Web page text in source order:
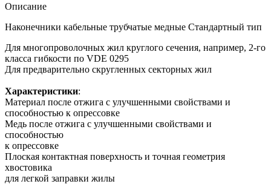
Описание
Наконечники кабельные трубчатые медные Стандартный тип
Для многопроволочных жил круглого сечения, например, 2-го
класса гибкости по VDE 0295
Для предварительно скругленных секторных жил
Характеристики:
Материал после отжига с улучшенными свойствами и
способностью к опрессовке
Медь после отжига с улучшенными свойствами и
способностью
к опрессовке
Плоская контактная поверхность и точная геометрия
хвостовика
для легкой заправки жилы